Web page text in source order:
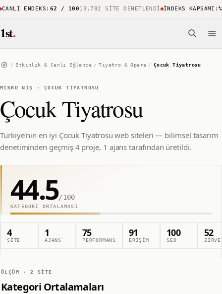
ENDEKS:62 / 10013.782 SITE DENETLENDI İNDEKS KAPSAMI:
1st.
/ Etkinlik & Canlı Eğlence / Tiyatro & Opera / Çocuk Tiyatrosu
MIKRO NIŞ · ÇOCUK TIYATROSU
Çocuk Tiyatrosu
Türkiye'nin en iyi Çocuk Tiyatrosu web siteleri — bilimsel tasarım
denetiminden geçmiş 4 proje, 1 ajans tarafından üretildi.
44.5/100
KATEGORI ORTALAMASI
4
SITE
1
AJANS
75
PERFORMANS
91
ERIŞIM
100
SEO
52
ZIRVE
ÖLÇÜM ·2 SITE
Kategori Ortalamaları